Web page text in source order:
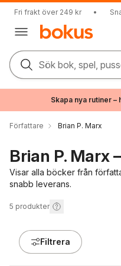
Fri frakt över 249 kr •
Sök bok, spel,
Skapa nya rutiner
Författare Brian P. Marx
Brian P. Marx
Visar alla böcker från
snabb leverans.
5 produkter
Filtrera